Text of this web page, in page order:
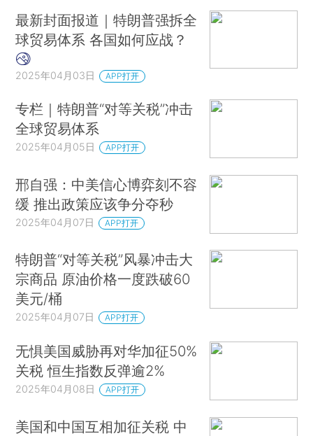
最新封面报道｜特朗普强拆全
球贸易体系 各国如何应战？
2025年04月03日 APP打开
专栏｜特朗普“对等关税”冲击
全球贸易体系
2025年04月05日 APP打开
邢自强：中美信心博弈刻不容
缓 推出政策应该争分夺秒
2025年04月07日 APP打开
特朗普“对等关税”风暴冲击大
宗商品 原油价格一度跌破60
美元/桶
2025年04月07日 APP打开
无惧美国威胁再对华加征50%
关税 恒生指数反弹逾2%
2025年04月08日 APP打开
美国和中国互相加征关税 中